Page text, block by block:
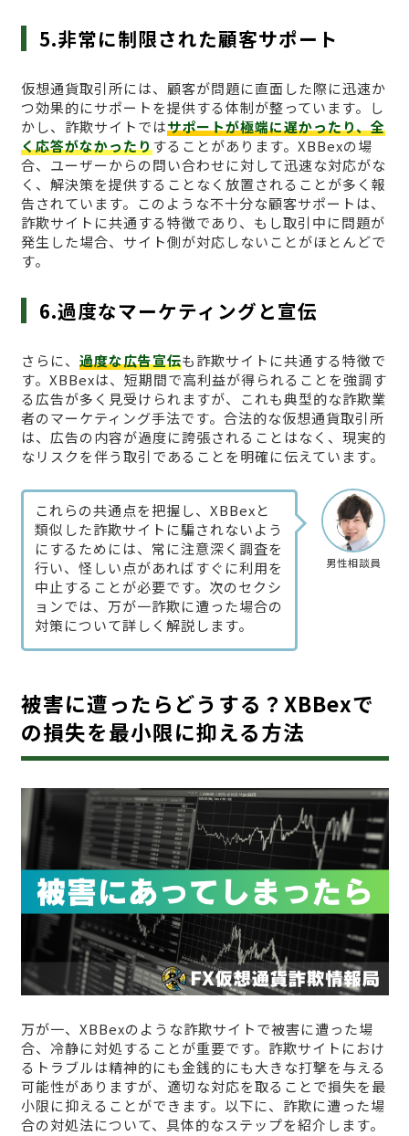
5.非常に制限された顧客サポート
仮想通貨取引所には、顧客が問題に直面した際に迅速か
つ効果的にサポートを提供する体制が整っています。し
かし、詐欺サイトではサポートが極端に遅かったり、全
く応答がなかったりすることがあります。XBBexの場
合、ユーザーからの問い合わせに対して迅速な対応がな
く、解決策を提供することなく放置されることが多く報
告されています。このような不十分な顧客サポートは、
詐欺サイトに共通する特徴であり、もし取引中に問題が
発生した場合、サイト側が対応しないことがほとんどで
す。
6.過度なマーケティングと宣伝
さらに、 過度な広告宣伝も詐欺サイトに共通する特徴で
す。XBBexは、短期間で高利益が得られることを強調す
る広告が多く見受けられますが、これも典型的な詐欺業
者のマーケティング手法です。合法的な仮想通貨取引所
は、広告の内容が過度に誇張されることはなく、現実的
なリスクを伴う取引であることを明確に伝えています。
男性相談員
これらの共通点を把握し、XBBexと
類似した詐欺サイトに騙されないよう
にするためには、常に注意深く調査を
行い、怪しい点があればすぐに利用を
中止することが必要です。次のセクシ
ョンでは、万が一詐欺に遭った場合の
対策について詳しく解説します。
被害に遭ったらどうする？XBBexで
の損失を最小限に抑える方法
万が一、XBBexのような詐欺サイトで被害に遭った場
合、冷静に対処することが重要です。詐欺サイトにおけ
るトラブルは精神的にも金銭的にも大きな打撃を与える
可能性がありますが、適切な対応を取ることで損失を最
小限に抑えることができます。以下に、詐欺に遭った場
合の対処法について、具体的なステップを紹介します。